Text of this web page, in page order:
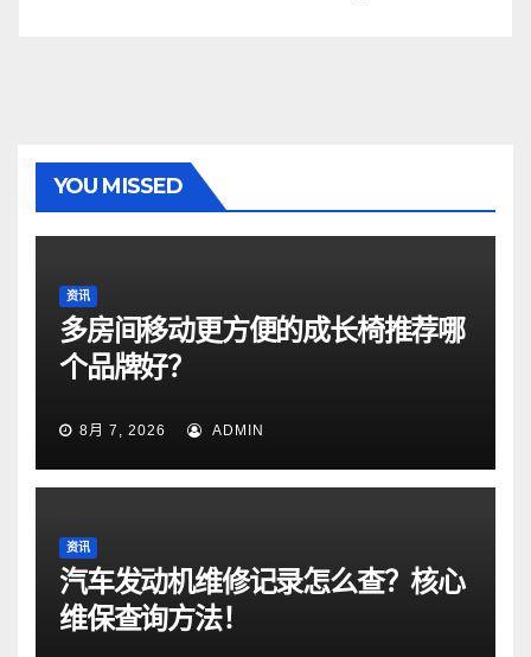
YOU MISSED
资讯
多房间移动更方便的成长椅推荐哪
个品牌好？
8月 7, 2026 ADMIN
资讯
汽车发动机维修记录怎么查？核心
维保查询方法！